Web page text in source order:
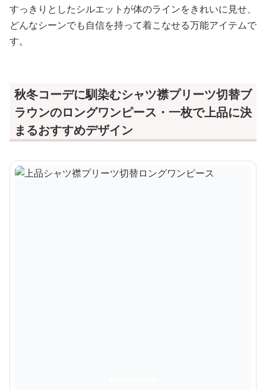
すっきりとしたシルエットが体のラインをきれいに見せ、
どんなシーンでも自信を持って着こなせる万能アイテムで
す。
秋冬コーデに馴染むシャツ襟プリーツ切替ブ
ラウンのロングワンピース・一枚で上品に決
まるおすすめデザイン